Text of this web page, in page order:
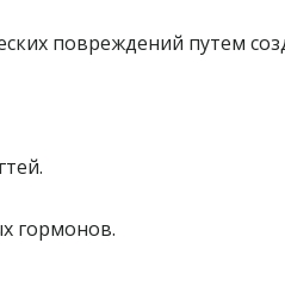
повреждений путем
гормонов.